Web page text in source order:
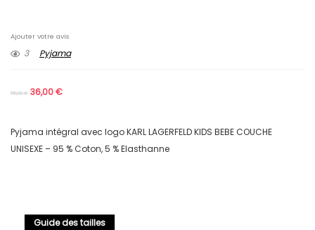
Ajouter votre avis
3 Pyjama
55,00€ 36,00€
Pyjama intégral avec logo KARL LAGERFELD KIDS BEBE COUCHE
UNISEXE – 95 % Coton, 5 % Elasthanne
Guide des tailles